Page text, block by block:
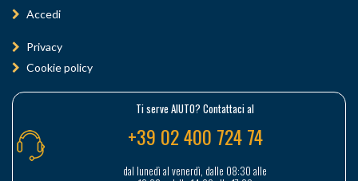
Accedi
Privacy
Cookie policy
Ti serve AIUTO? Contattaci al
+39 02 400 724 74
dal lunedì al venerdì, dalle 08:30 alle